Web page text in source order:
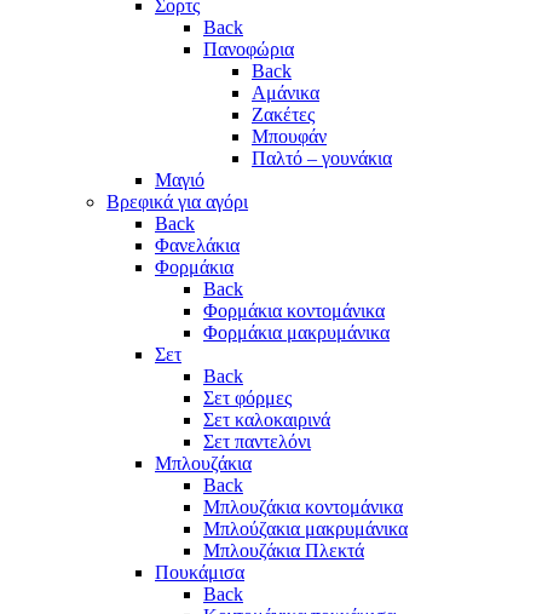
Σορτς
Back
Πανοφώρια
Back
Αμάνικα
Ζακέτες
Μπουφάν
Παλτό – γουνάκια
Μαγιό
Βρεφικά για αγόρι
Back
Φανελάκια
Φορμάκια
Back
Φορμάκια κοντομάνικα
Φορμάκια μακρυμάνικα
Σετ
Back
Σετ φόρμες
Σετ καλοκαιρινά
Σετ παντελόνι
Μπλουζάκια
Back
Μπλουζάκια κοντομάνικα
Μπλούζακια μακρυμάνικα
Μπλουζάκια Πλεκτά
Πουκάμισα
Back